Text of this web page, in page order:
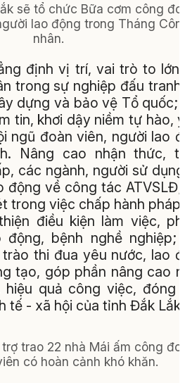
sẽ tổ chức Bữa cơm công
lao động trong Tháng
nhân.
định vị trí, vai trò to lớn
trong sự nghiệp đấu tranh
dựng và bảo vệ Tổ quốc;
tin, khơi dậy niềm tự hào,
ngũ đoàn viên, người lao
Nâng cao nhận thức,
các ngành, người sử
động về công tác
trong việc chấp hành pháp
điều kiện làm việc,
bệnh nghề nghiệp;
thi đua yêu nước, lao
tạo, góp phần nâng cao
hiệu quả công việc, đóng
tế - xã hội của tỉnh Đắk Lắk.
trao 22 nhà Mái ấm công
có hoàn cảnh khó khăn.